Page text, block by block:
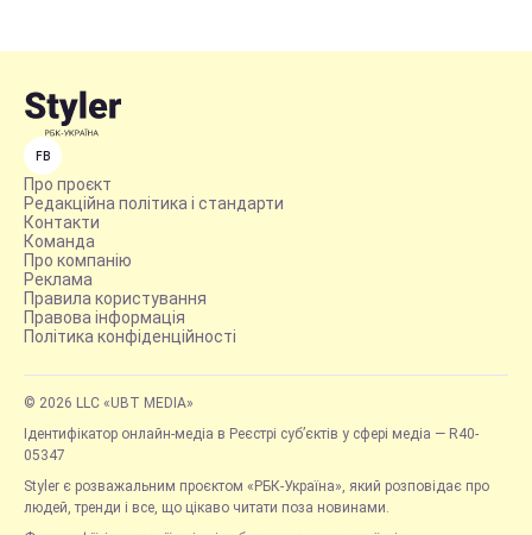
FB
Про проєкт
Редакційна політика і стандарти
Контакти
Команда
Про компанію
Реклама
Правила користування
Правова інформація
Політика конфіденційності
© 2026 LLC «UBT MEDIA»
Ідентифікатор онлайн-медіа в Реєстрі суб’єктів у сфері медіа — R40-
05347
Styler є розважальним проєктом «РБК-Україна», який розповідає про
людей, тренди і все, що цікаво читати поза новинами.